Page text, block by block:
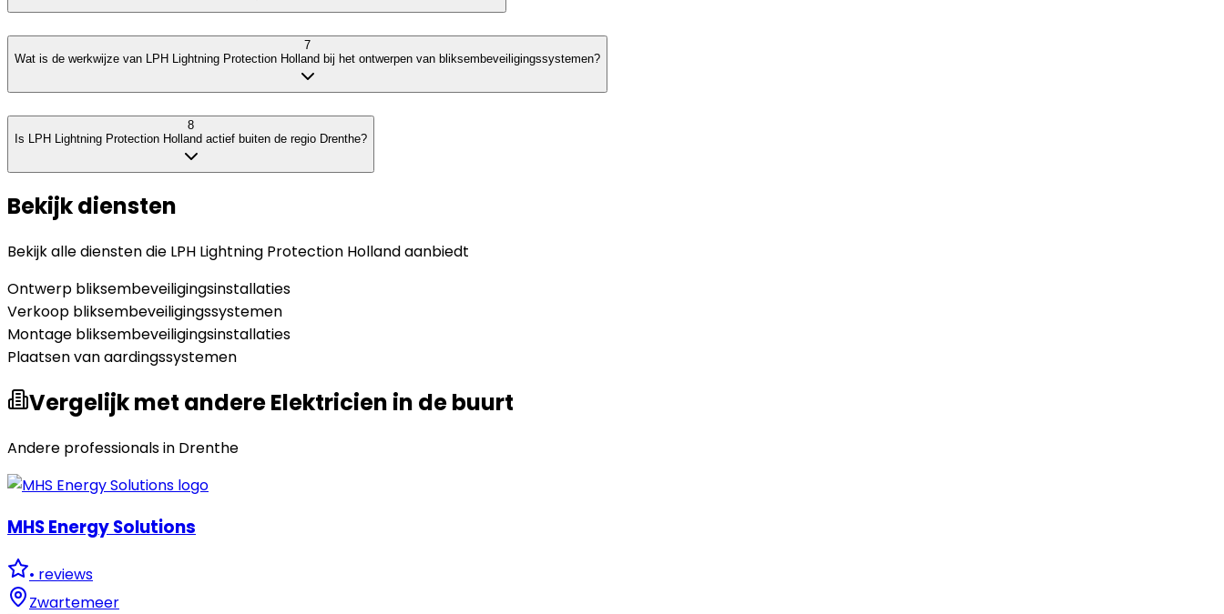
7
Wat is de werkwijze van LPH Lightning Protection Holland bij het ontwerpen van bliksembeveiligingssystemen?
8
Is LPH Lightning Protection Holland actief buiten de regio Drenthe?
Bekijk diensten
Bekijk alle diensten die LPH Lightning Protection Hollandaanbiedt
Ontwerp bliksembeveiligingsinstallaties
Verkoop bliksembeveiligingssystemen
Montage bliksembeveiligingsinstallaties
Plaatsen van aardingssystemen
Vergelijk met andere Elektricien in de buurt
Andere professionals in Drenthe
MHS Energy Solutions
• reviews
Zwartemeer